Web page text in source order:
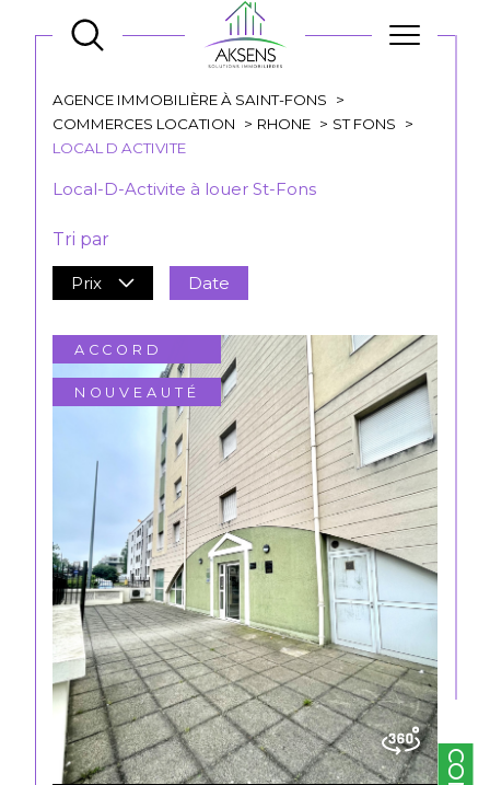
AGENCE IMMOBILIÈRE À SAINT-FONS
COMMERCES LOCATION
RHONE
ST FONS
LOCAL D ACTIVITE
Local-D-Activite à louer St-Fons
Tri par
Prix Date
ACCORD
NOUVEAUTÉ